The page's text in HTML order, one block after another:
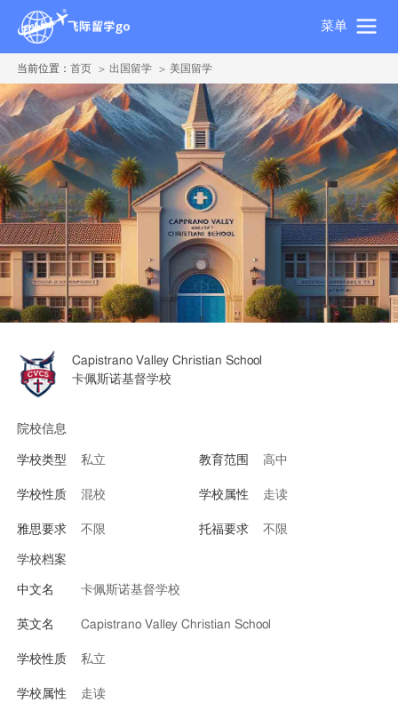
菜单
当前位置：首页 出国留学 美国留学
Capistrano Valley Christian School
卡佩斯诺基督学校
院校信息
学校类型 私立 教育范围 高中
学校性质 混校 学校属性 走读
雅思要求 不限 托福要求 不限
学校档案
中文名 卡佩斯诺基督学校
英文名 Capistrano Valley Christian School
学校性质 私立
学校属性 走读